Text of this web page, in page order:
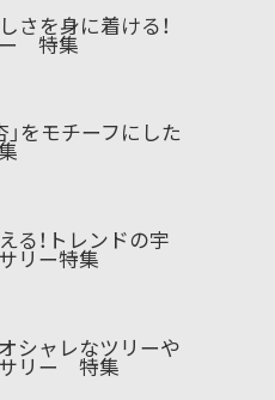
さを身に着ける！
ー 特集
をモチーフにした
る！トレンドの宇
リー特集
シャレなツリーや
リー 特集